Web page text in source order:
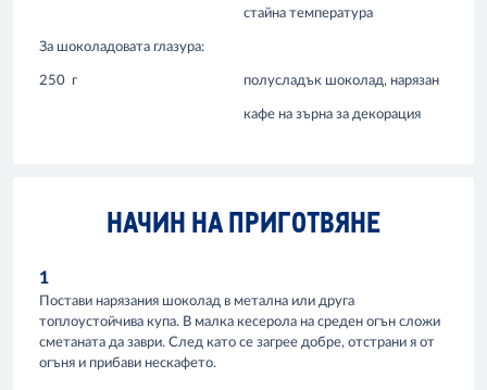
стайна температура
За шоколадовата глазура:
250 г полусладък шоколад, нарязан
кафе на зърна за декорация
НАЧИН НА ПРИГОТВЯНЕ
1
Постави нарязания шоколад в метална или друга
топлоустойчива купа. В малка кесерола на среден огън сложи
сметаната да заври. След като се загрее добре, отстрани я от
огъня и прибави нескафето.